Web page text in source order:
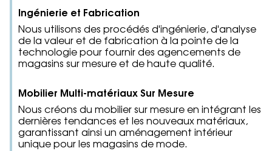
Ingénierie et Fabrication
Nous utilisons des procédés d'ingénierie, d'analyse
de la valeur et de fabrication à la pointe de la
technologie pour fournir des agencements de
magasins sur mesure et de haute qualité.
Mobilier Multi-matériaux Sur Mesure
Nous créons du mobilier sur mesure en intégrant les
dernières tendances et les nouveaux matériaux,
garantissant ainsi un aménagement intérieur
unique pour les magasins de mode.